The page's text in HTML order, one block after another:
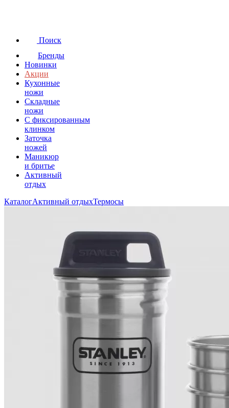
Поиск
Бренды
Новинки
Акции
Кухонные
ножи
Складные
ножи
C фиксированным
клинком
Заточка
ножей
Маникюр
и бритье
Активный
отдых
КаталогАктивный отдыхТермосы